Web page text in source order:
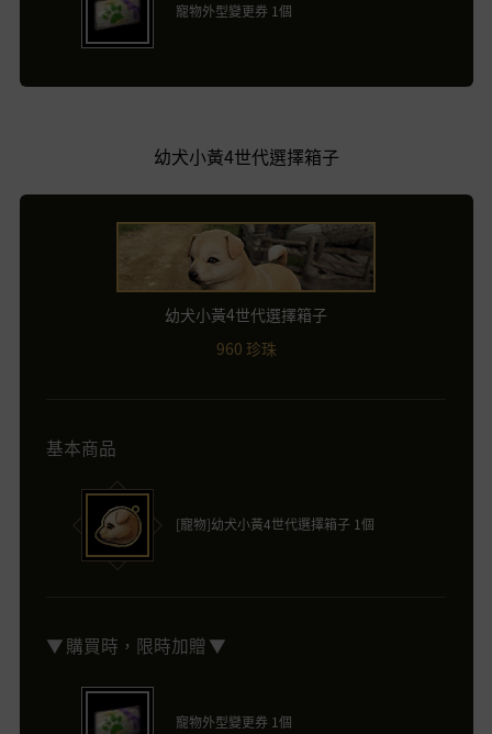
寵物外型變更券 1個
幼犬小黃4世代選擇箱子
幼犬小黃4世代選擇箱子
960 珍珠
基本商品
[寵物]幼犬小黃4世代選擇箱子 1個
▼ 購買時，限時加贈 ▼
寵物外型變更券 1個